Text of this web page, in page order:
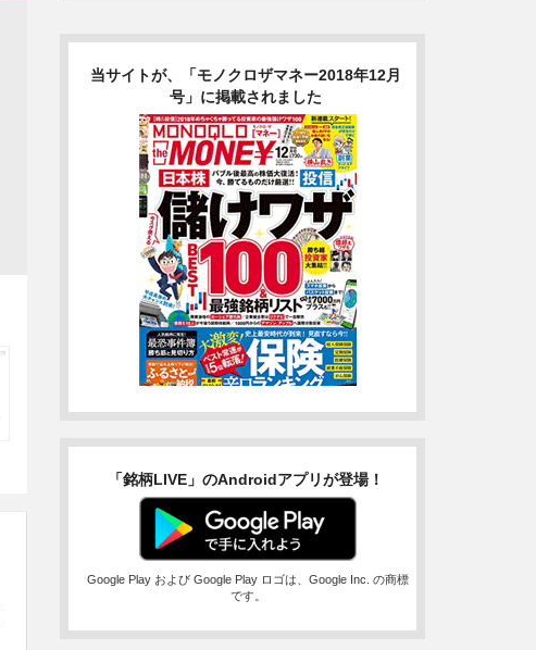
当サイトが、「モノクロザマネー2018年12月
号」に掲載されました
「銘柄LIVE」のAndroidアプリが登場！
Google Play および Google Play ロゴは、Google Inc. の商標
です。